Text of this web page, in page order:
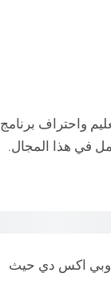
واحتراف برنامج
في هذا المجال.
اكس دي حيث